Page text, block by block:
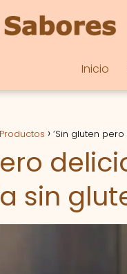
Inicio
‘Sin gluten
sin